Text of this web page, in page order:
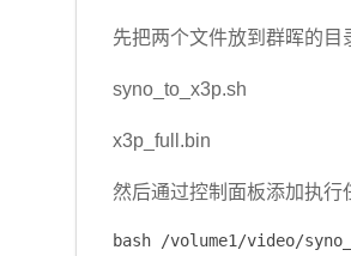
先把两个文件放到群晖的目
syno_to_x3p.sh
x3p_full.bin
然后通过控制面板添加执行
bash /volume1/video/